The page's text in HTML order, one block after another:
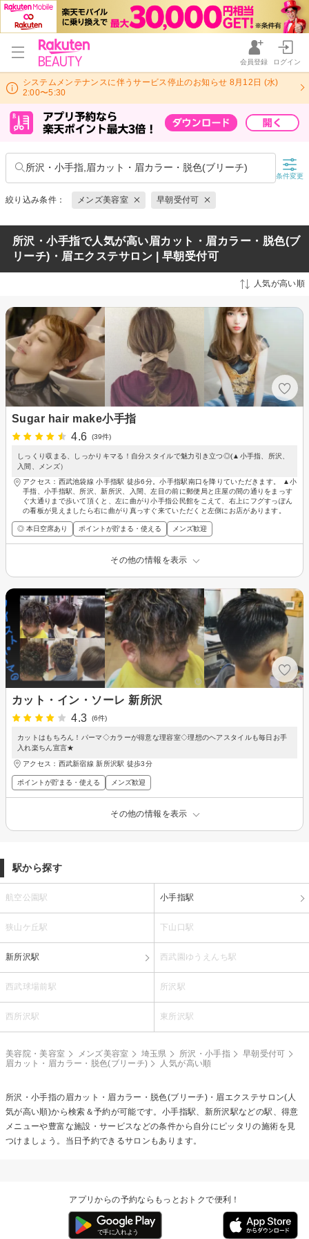
会員登録 ログイン
システムメンテナンスに伴うサービス停止のお知らせ 8月12日 (水)
2:00〜5:30
所沢・小手指,眉カット・眉カラー・脱色(ブリーチ)
条件変更
絞り込み条件： メンズ美容室 早朝受付可
所沢・小手指で人気が高い眉カット・眉カラー・脱色(ブ
リーチ)・眉エクステサロン | 早朝受付可
人気が高い順
Sugar hair make小手指
4.6
(39件)
しっくり収まる、しっかりキマる！自分スタイルで魅力引き立つ◎(▲小手指、所沢、
入間、メンズ）
アクセス：西武池袋線 小手指駅 徒歩6分。小手指駅南口を降りていただきます。 ▲小
手指、小手指駅、所沢、新所沢、入間、左目の前に郵便局と庄屋の間の通りをまっす
ぐ大通りまで歩いて頂くと、左に曲がり小手指公民館をこえて、右上にフグすっぽん
の看板が見えましたら右に曲がり真っすぐ来ていただくと左側にお店があります。
◎ 本日空席あり ポイントが貯まる・使える メンズ歓迎
その他の情報を表示
カット・イン・ソーレ 新所沢
4.3
(6件)
カットはもちろん！パーマ◇カラーが得意な理容室◇理想のヘアスタイルも毎日お手
入れ楽ちん宣言★
アクセス：西武新宿線 新所沢駅 徒歩3分
ポイントが貯まる・使える メンズ歓迎
その他の情報を表示
駅から探す
航空公園駅 小手指駅
狭山ケ丘駅 下山口駅
新所沢駅 西武園ゆうえんち駅
西武球場前駅 所沢駅
西所沢駅 東所沢駅
美容院・美容室 メンズ美容室 埼玉県 所沢・小手指
早朝受付可
眉カット・眉カラー・脱色(ブリーチ)
人気が高い順
所沢・小手指の 眉カット・眉カラー・脱色(ブリーチ)・眉エクステサロン(人
気が高い順)から検索＆予約が可能です。小手指駅、新所沢駅などの駅、得意
メニューや豊富な施設・サービスなどの条件から自分にピッタリの施術を見
つけましょう。当日予約できるサロンもあります。
アプリからの予約ならもっとおトクで便利！